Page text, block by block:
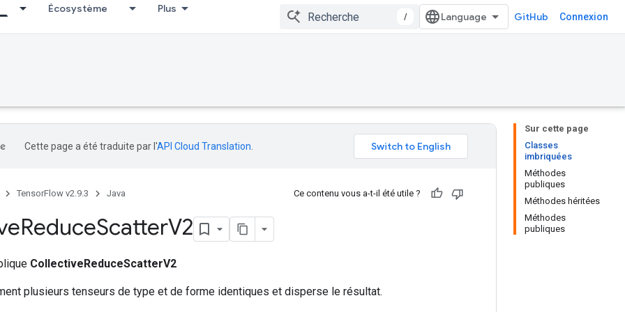
Écosystème Plus
/ GitHub Connexion
Sur cette page
Classes
imbriquées
Méthodes
publiques
Méthodes héritées
Méthodes
publiques
Cette page a été traduite par l'API Cloud Translation
TensorFlow v2.9.3 Java Ce contenu vous a-t-il été utile ?
ReduceScatterV2
CollectiveReduceScatterV2
plusieurs tenseurs de type et de forme identiques et disperse le résultat.